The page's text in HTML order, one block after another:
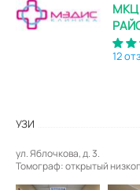
МКЦ
12
УЗИ
ул. Яблочкова, д. 3.
Томограф: открытый